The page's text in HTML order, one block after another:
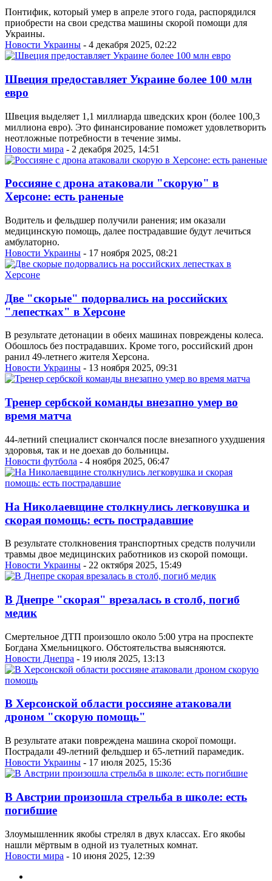
Понтифик, который умер в апреле этого года, распорядился
приобрести на свои средства машины скорой помощи для
Украины.
Новости Украины - 4 декабря 2025, 02:22
Швеция предоставляет Украине более 100 млн
евро
Швеция выделяет 1,1 миллиарда шведских крон (более 100,3
миллиона евро). Это финансирование поможет удовлетворить
неотложные потребности в течение зимы.
Новости мира - 2 декабря 2025, 14:51
Россияне с дрона атаковали "скорую" в
Херсоне: есть раненые
Водитель и фельдшер получили ранения; им оказали
медицинскую помощь, далее пострадавшие будут лечиться
амбулаторно.
Новости Украины - 17 ноября 2025, 08:21
Две "скорые" подорвались на российских
"лепестках" в Херсоне
В результате детонации в обеих машинах повреждены колеса.
Обошлось без пострадавших. Кроме того, российский дрон
ранил 49-летнего жителя Херсона.
Новости Украины - 13 ноября 2025, 09:31
Тренер сербской команды внезапно умер во
время матча
44-летний специалист скончался после внезапного ухудшения
здоровья, так и не доехав до больницы.
Новости футбола - 4 ноября 2025, 06:47
На Николаевщине столкнулись легковушка и
скорая помощь: есть пострадавшие
В результате столкновения транспортных средств получили
травмы двое медицинских работников из скорой помощи.
Новости Украины - 22 октября 2025, 15:49
В Днепре "скорая" врезалась в столб, погиб
медик
Смертельное ДТП произошло около 5:00 утра на проспекте
Богдана Хмельницкого. Обстоятельства выясняются.
Новости Днепра - 19 июля 2025, 13:13
В Херсонской области россияне атаковали
дроном "скорую помощь"
В результате атаки повреждена машина скорої помощи.
Пострадали 49-летний фельдшер и 65-летний парамедик.
Новости Украины - 17 июля 2025, 15:36
В Австрии произошла стрельба в школе: есть
погибшие
Злоумышленник якобы стрелял в двух классах. Его якобы
нашли мёртвым в одной из туалетных комнат.
Новости мира - 10 июня 2025, 12:39